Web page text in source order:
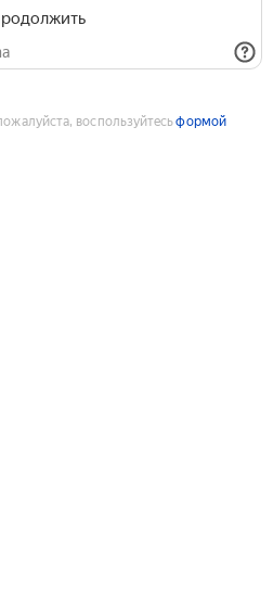
воспользуйтесьформой